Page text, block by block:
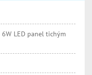
LED panel tichým